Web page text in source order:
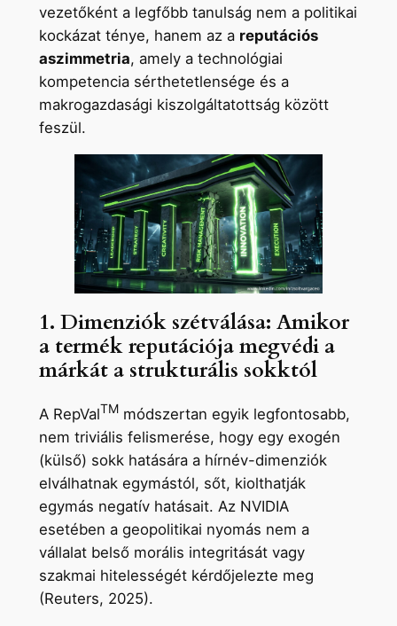
vezetőként a legfőbb tanulság nem a politikai
kockázat ténye, hanem az a reputációs
aszimmetria, amely a technológiai
kompetencia sérthetetlensége és a
makrogazdasági kiszolgáltatottság között
feszül.
1. Dimenziók szétválása: Amikor
a termék reputációja megvédi a
márkát a strukturális sokktól
A RepValTMmódszertan egyik legfontosabb,
nem triviális felismerése, hogy egy exogén
(külső) sokk hatására a hírnév-dimenziók
elválhatnak egymástól, sőt, kiolthatják
egymás negatív hatásait. Az NVIDIA
esetében a geopolitikai nyomás nem a
vállalat belső morális integritását vagy
szakmai hitelességét kérdőjelezte meg
(Reuters, 2025).